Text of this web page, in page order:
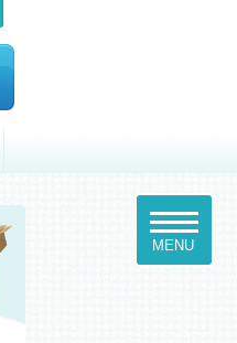
toggle
navigation
MENU